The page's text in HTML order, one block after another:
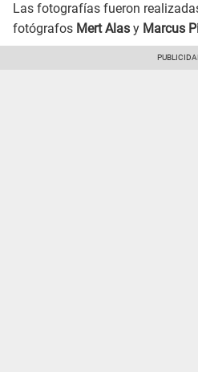
Las fotografías fueron
fotógrafos Mert Alas y Marcus